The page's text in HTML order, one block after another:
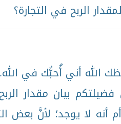
الربح في التجارة؟
الله أني أُحبُّك في الله.
فضيلتكم بيان مقدار
أم أنه لا يوجد؛ لأنَّ